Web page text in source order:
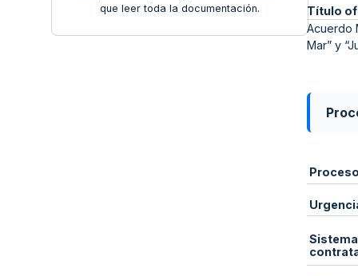
que leer toda la documentación.
Título
Acuerdo
Mar” y
Proceso